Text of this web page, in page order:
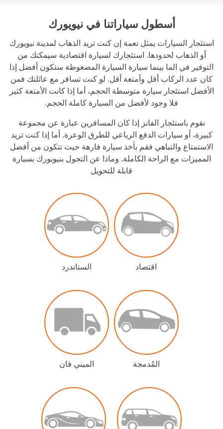
أسطول سياراتنا في نيويورك
استئجار السيارات يمثل نعمة إن كنت تريد الذهاب لمدينة نيويورك
أو الذهاب لحدودها. استئجارك لسيارة اقتصادية سيمكنك من
التوفير في الما بينما سيارة السيارة المضغوطة ستكون أفضل إذا
كان عدد الركاب أقل وأمتعة أقل. لو كنت تسافر مع عائلتك فمن
الأفضل استئجار سيارة متوسطة الحجم، أما إذا كانت الأمتعة كثير
فلا وجود لأفضل من السيارة كاملة الحجم.
نقوم باستئجار الفانز إذا كان المسافرين عبارة عن مجموعة
كبيرة، أو سيارات الدفع الرباعي للطرق الوعرة. أما إذا كنت تريد
الاستمتاع والتباهي فقم بأخذ سيارة فارهة حيث تتكون من أفضل
المميزات مع الراحة الكاملة. وماذا عن التجول بنيويورك بسيارة
قابلة للتحويل
اقتصاد الستاندرد
المُدمجة الميني فان